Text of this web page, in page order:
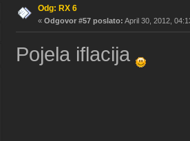
Odg: RX 6
« Odgovor #57 poslato: April 30, 2012,
Pojela iflacija